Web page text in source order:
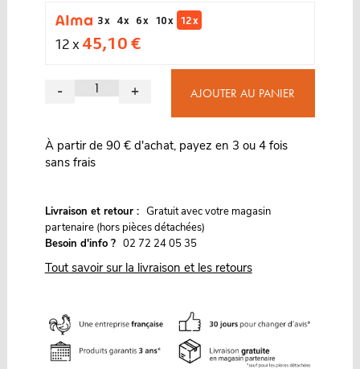
3 x 4 x 6 x 10 x 12 x
12 x 45,10 €
- + AJOUTER AU PANIER
À partir de 90 € d'achat, payez en 3 ou 4 fois
sans frais
Livraison et retour : Gratuit avec votre magasin
partenaire (hors pièces détachées)
Besoin d'info ? 02 72 24 05 35
Tout savoir sur la livraison et les retours